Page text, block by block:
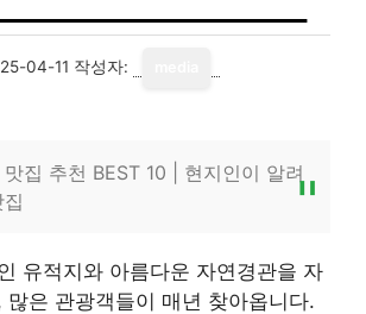
04-11 작성자:
집 추천 BEST 10 | 현지인이 알려
유적지와 아름다운 자연경관을 자
많은 관광객들이 매년 찾아옵니다.